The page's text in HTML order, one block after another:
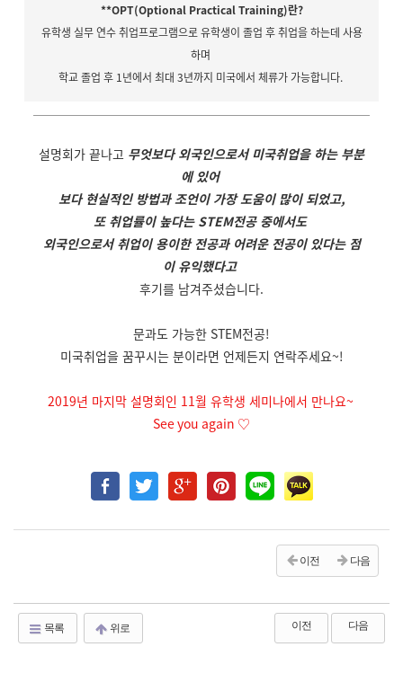
**OPT(Optional Practical Training)란?
유학생 실무 연수 취업프로그램으로 유학생이 졸업 후 취업을 하는데 사용
하며
학교 졸업 후 1 년에서 최대 3년까지 미국에서 체류가 가능합니다.
설명회가 끝나고 무엇보다 외국인으로서 미국취업을 하는 부분
에 있어
보다 현실적인 방법과 조언이 가장 도움이 많이 되었고,
또 취업률이 높다는 STEM전공 중에서도
외국인으로서 취업이 용이한 전공과 어려운 전공이 있다는 점
이 유익했다고
후기를 남겨주셨습니다.
문과도 가능한 STEM전공!
미국취업을 꿈꾸시는 분이라면 언제든지 연락주세요~!
2019년 마지막 설명회인 11월 유학생 세미나에서 만나요~
See you again ♡
이전 다음
목록 위로 이전 다음